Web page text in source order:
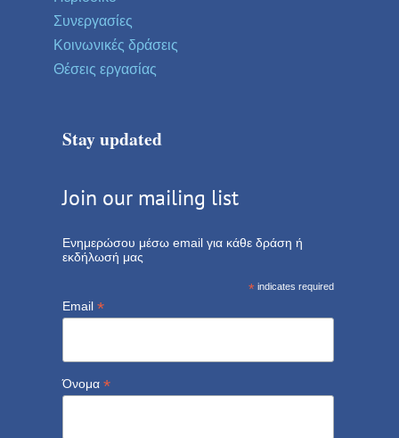
Συνεργασίες
Κοινωνικές δράσεις
Θέσεις εργασίας
Stay updated
Join our mailing list
Ενημερώσου μέσω email για κάθε δράση ή
εκδήλωσή μας
* indicates required
Email *
Όνομα *